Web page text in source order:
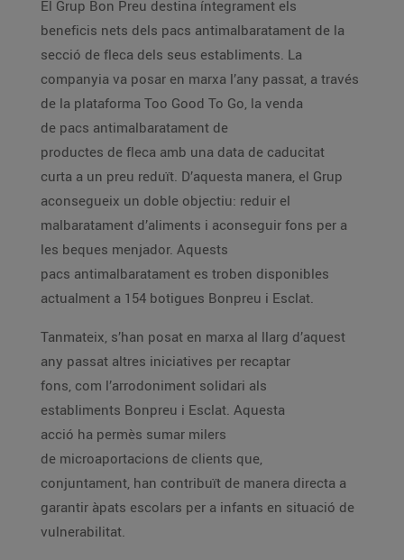
El Grup Bon Preu destina íntegrament els
beneficis nets dels pacs antimalbaratament de la
secció de fleca dels seus establiments. La
companyia va posar en marxa l’any passat, a través
de la plataforma Too Good To Go, la venda
de pacs antimalbaratament de
productes de fleca amb una data de caducitat
curta a un preu reduït. D’aquesta manera, el Grup
aconsegueix un doble objectiu: reduir el
malbaratament d’aliments i aconseguir fons per a
les beques menjador. Aquests
pacs antimalbaratament es troben disponibles
actualment a 154 botigues Bonpreu i Esclat.
Tanmateix, s’han posat en marxa al llarg d’aquest
any passat altres iniciatives per recaptar
fons, com l’arrodoniment solidari als
establiments Bonpreu i Esclat. Aquesta
acció ha permès sumar milers
de microaportacions de clients que,
conjuntament, han contribuït de manera directa a
garantir àpats escolars per a infants en situació de
vulnerabilitat.